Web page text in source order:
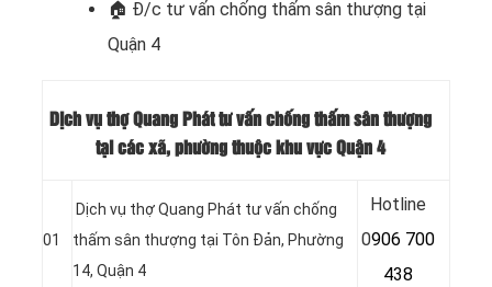
🏠 Đ/c tư vấn chống thấm sân thượng tại
Quận 4
Dịch vụ thợ Quang Phát tư vấn chống thấm sân thượng
tại các xã, phường thuộc khu vực Quận 4
01
Dịch vụ thợ Quang Phát tư vấn chống
thấm sân thượng tại Tôn Ðản, Phường
14, Quận 4
Hotline
0906 700
438